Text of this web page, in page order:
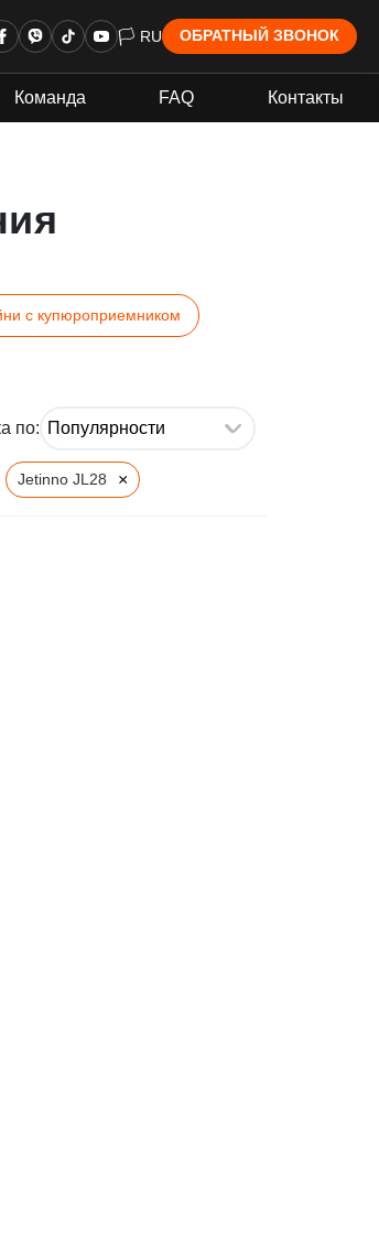
🏳 RU ОБРАТНЫЙ ЗВОНОК
Команда FAQ Контакты
с купюроприемником
по:
Jetinno JL28 ×